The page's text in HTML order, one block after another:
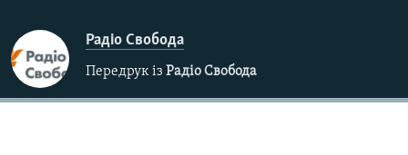
Радіо Свобода
Передрук із Радіо Свобода